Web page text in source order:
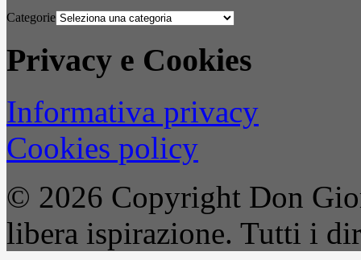
Categorie
Privacy e Cookies
Informativa privacy
Cookies policy
© 2026 Copyright Don
libera ispirazione. Tutti i